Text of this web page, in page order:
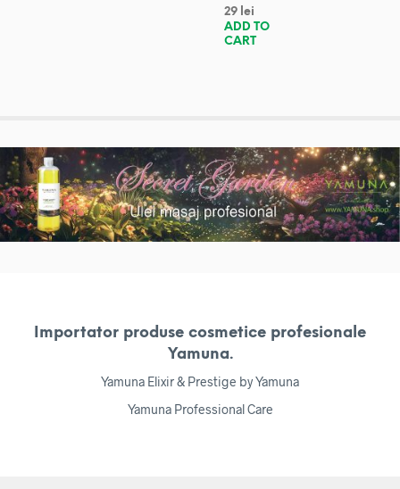
29 lei
ADD TO
CART
Importator produse cosmetice profesionale
Yamuna.
Yamuna Elixir & Prestige by Yamuna
Yamuna Professional Care